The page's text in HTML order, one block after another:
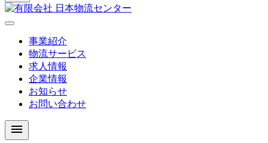
事業紹介
物流サービス
求人情報
企業情報
お知らせ
お問い合わせ
menu